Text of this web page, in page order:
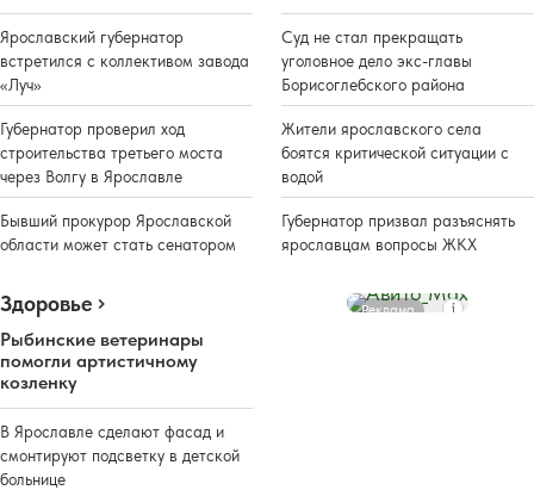
Ярославский губернатор
встретился с коллективом завода
«Луч»
Губернатор проверил ход
строительства третьего моста
через Волгу в Ярославле
Бывший прокурор Ярославской
области может стать сенатором
Суд не стал прекращать
уголовное дело экс-главы
Борисоглебского района
Жители ярославского села
боятся критической ситуации с
водой
Губернатор призвал разъяснять
ярославцам вопросы ЖКХ
Здоровье
Рыбинские ветеринары
помогли артистичному
козленку
В Ярославле сделают фасад и
смонтируют подсветку в детской
больнице
Реклама